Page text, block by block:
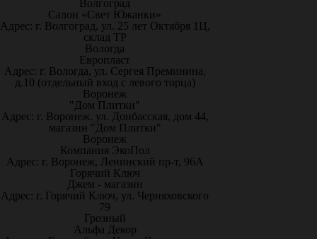
Волгоград
Салон «Свет Южанки»
Адрес: г. Волгоград, ул. 25 лет Октября 1Ц,
склад ТР
Вологда
Европласт
Адрес: г. Вологда, ул. Сергея Преминина,
д.10 (отдельный вход с левого торца)
Воронеж
"Дом Плитки"
Адрес: г. Воронеж. ул. Донбасская, дом 44,
магазин "Дом Плитки"
Воронеж
Компания ЭкоПол
Адрес: г. Воронеж, Ленинский пр-т, 96А
Горячий Ключ
Джем - магазин
Адрес: г. Горячий Ключ, ул. Черняховского
79
Грозный
Альфа Декор